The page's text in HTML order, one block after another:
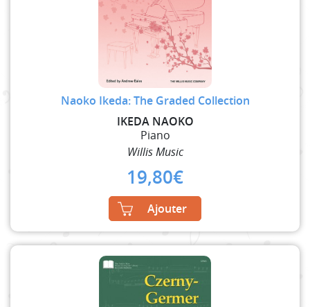
Naoko Ikeda: The Graded Collection
IKEDA NAOKO
Piano
Willis Music
19,80€
Ajouter